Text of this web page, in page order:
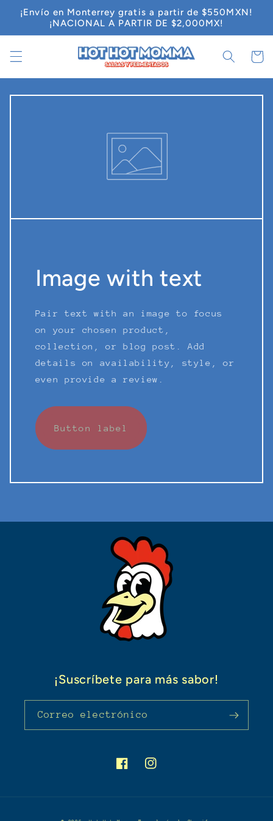
directamente
¡Envío en Monterrey gratis a partir de $550MXN!
¡NACIONAL A PARTIR DE $2,000MX!
Image with text
Pair text with an image to focus
on your chosen product,
collection, or blog post. Add
details on availability, style, or
even provide a review.
Button label
¡Suscríbete para más sabor!
Correo electrónico
FacebookInstagram